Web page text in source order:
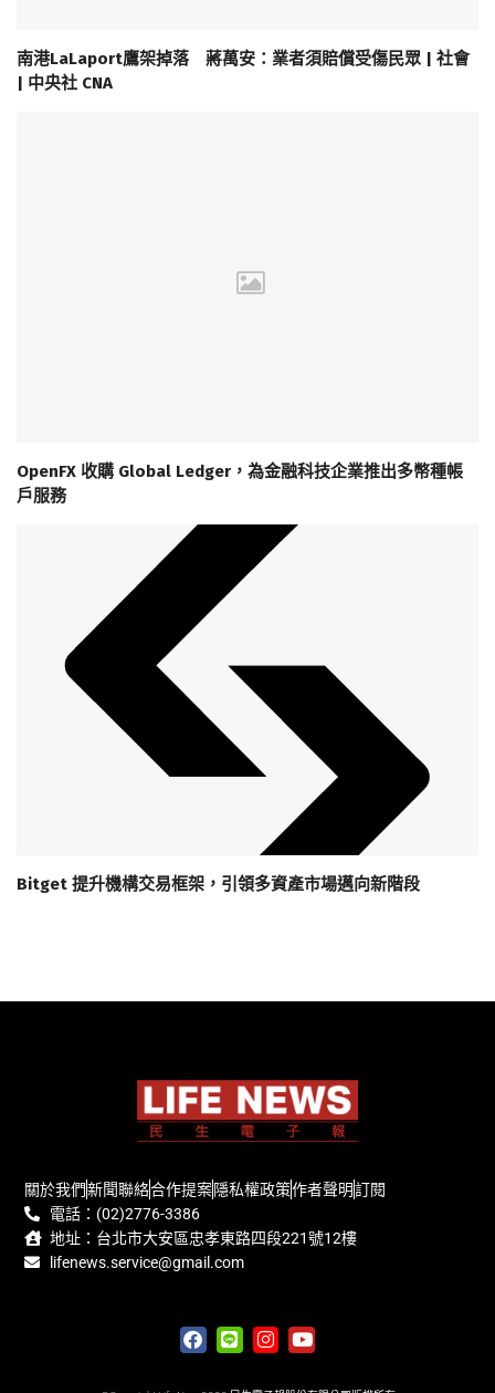
南港LaLaport鷹架掉落 蔣萬安：業者須賠償受傷民眾 | 社會
| 中央社 CNA
OpenFX 收購 Global Ledger，為金融科技企業推出多幣種帳
戶服務
Bitget 提升機構交易框架，引領多資產市場邁向新階段
關於我們新聞聯絡合作提案隱私權政策作者聲明訂閱
電話：(02)2776-3386
地址：台北市大安區忠孝東路四段221號12樓
lifenews.service@gmail.com